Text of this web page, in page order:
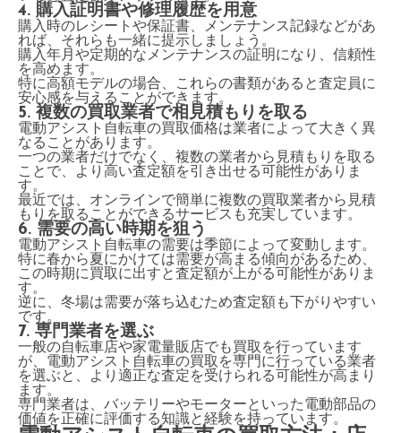
4. 購入証明書や修理履歴を用意
購入時のレシートや保証書、メンテナンス記録などがあ
れば、それらも一緒に提示しましょう。
購入年月や定期的なメンテナンスの証明になり、信頼性
を高めます。
特に高額モデルの場合、これらの書類があると査定員に
安心感を与えることができます。
5. 複数の買取業者で相見積もりを取る
電動アシスト自転車の買取価格は業者によって大きく異
なることがあります。
一つの業者だけでなく、複数の業者から見積もりを取る
ことで、より高い査定額を引き出せる可能性がありま
す。
最近では、オンラインで簡単に複数の買取業者から見積
もりを取ることができるサービスも充実しています。
6. 需要の高い時期を狙う
電動アシスト自転車の需要は季節によって変動します。
特に春から夏にかけては需要が高まる傾向があるため、
この時期に買取に出すと査定額が上がる可能性がありま
す。
逆に、冬場は需要が落ち込むため査定額も下がりやすい
です。
7. 専門業者を選ぶ
一般の自転車店や家電量販店でも買取を行っています
が、電動アシスト自転車の買取を専門に行っている業者
を選ぶと、より適正な査定を受けられる可能性が高まり
ます。
専門業者は、バッテリーやモーターといった電動部品の
価値を正確に評価する知識と経験を持っています。